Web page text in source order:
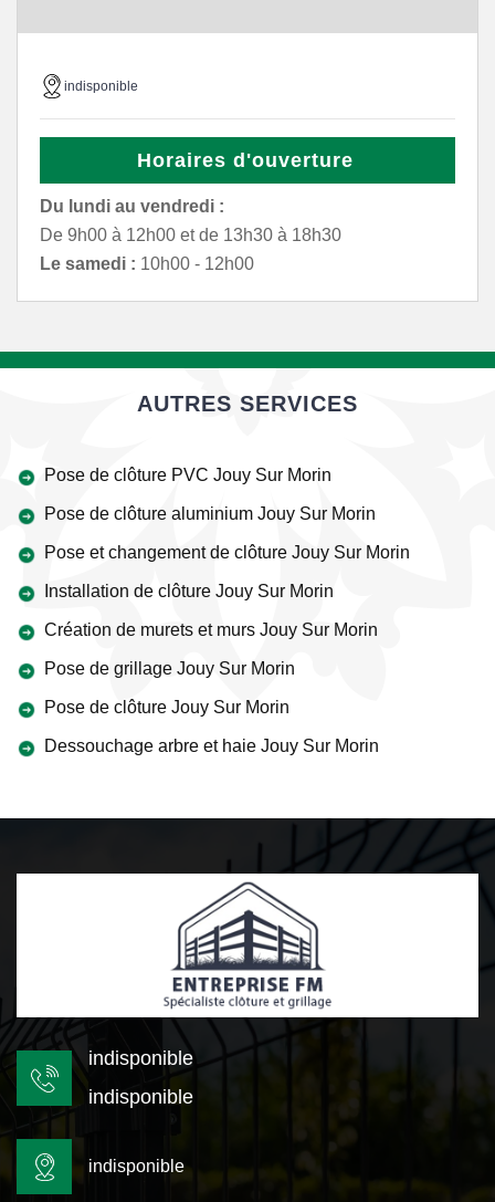
indisponible
Horaires d'ouverture
Du lundi au vendredi :
De 9h00 à 12h00 et de 13h30 à 18h30
Le samedi : 10h00 - 12h00
AUTRES SERVICES
Pose de clôture PVC Jouy Sur Morin
Pose de clôture aluminium Jouy Sur Morin
Pose et changement de clôture Jouy Sur Morin
Installation de clôture Jouy Sur Morin
Création de murets et murs Jouy Sur Morin
Pose de grillage Jouy Sur Morin
Pose de clôture Jouy Sur Morin
Dessouchage arbre et haie Jouy Sur Morin
indisponible
indisponible
indisponible